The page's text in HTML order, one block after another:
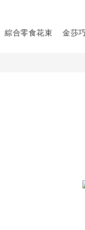
綜合零食花束 金莎